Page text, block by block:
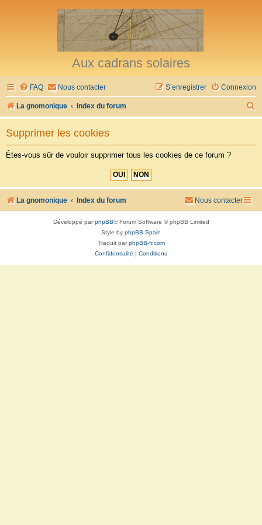
Aux cadrans solaires
FAQ Nous contacter Connexion
S’enregistrer
La gnomonique Index du forum
e
h
Supprimer les cookies
Êtes-vous sûr de vouloir supprimer tous les cookies de ce forum ?
La gnomonique Index du forum Nous contacter
Développé parphpBB® Forum Software © phpBB Limited
Style by phpBB Spain
Traduit parphpBB-fr.com
Confidentialité | Conditions